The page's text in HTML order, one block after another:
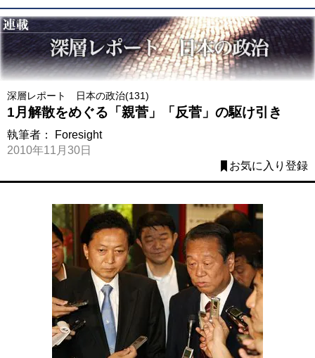
深層レポート 日本の政治(131)
1月解散をめぐる「親菅」「反菅」の駆け引き
執筆者：
Foresight
2010年11月30日
お気に入り登録